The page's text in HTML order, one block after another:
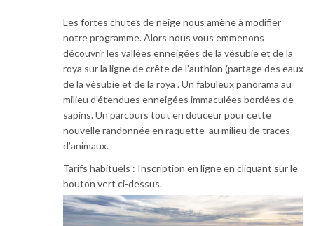
Les fortes chutes de neige nous amène à modifier
notre programme. Alors nous vous emmenons
découvrir les vallées enneigées de la vésubie et de la
roya sur la ligne de crête de l’authion (partage des eaux
de la vésubie et de la roya . Un fabuleux panorama au
milieu d’étendues enneigées immaculées bordées de
sapins. Un parcours tout en douceur pour cette
nouvelle randonnée en raquette au milieu de traces
d’animaux.
Tarifs habituels : Inscription en ligne en cliquant sur le
bouton vert ci-dessus.